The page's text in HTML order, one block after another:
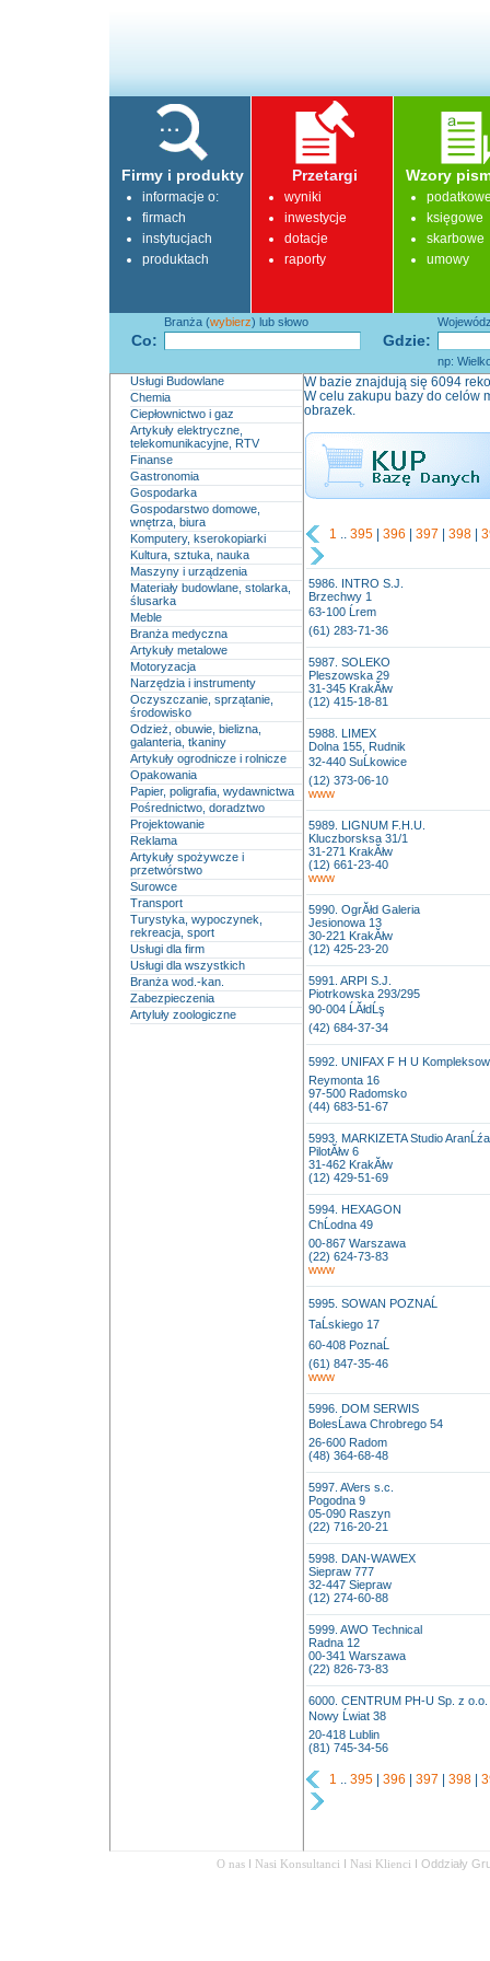
Firmy i produkty
informacje o:
firmach
instytucjach
produktach
Przetargi
wyniki
inwestycje
dotacje
raporty
Wzory
księgowe
skarbowe
umowy
Co: Gdzie:
Branża (wybierz) lub słowo
np:
Usługi Budowlane
Chemia
Ciepłownictwo i gaz
Artykuły elektryczne,
telekomunikacyjne, RTV
Finanse
Gastronomia
Gospodarka
Gospodarstwo domowe,
wnętrza, biura
Komputery, kserokopiarki
Kultura, sztuka, nauka
Maszyny i urządzenia
Materiały budowlane, stolarka,
ślusarka
Meble
Branża medyczna
Artykuły metalowe
Motoryzacja
Narzędzia i instrumenty
Oczyszczanie, sprzątanie,
środowisko
Odzież, obuwie, bielizna,
galanteria, tkaniny
Artykuły ogrodnicze i rolnicze
Opakowania
Papier, poligrafia, wydawnictwa
Pośrednictwo, doradztwo
Projektowanie
Reklama
Artykuły spożywcze i
przetwórstwo
Surowce
Transport
Turystyka, wypoczynek,
rekreacja, sport
Usługi dla firm
Usługi dla wszystkich
Branża wod.-kan.
Zabezpieczenia
Artyluły zoologiczne
W bazie znajdują się 6094
W celu zakupu bazy do celów
obrazek.
1 395 | 396 | 397 | 398 |
5986. INTRO S.J.
Brzechwy 1
63-100 Ĺrem
(61) 283-71-36
5987. SOLEKO
Pleszowska 29
31-345 KrakĂłw
(12) 415-18-81
5988. LIMEX
Dolna 155, Rudnik
32-440 SuĹkowice
(12) 373-06-10
www
5989. LIGNUM F.H.U.
Kluczborsksa 31/1
31-271 KrakĂłw
(12) 661-23-40
www
5990. OgrĂłd Galeria
Jesionowa 13
30-221 KrakĂłw
(12) 425-23-20
5991. ARPI S.J.
Piotrkowska 293/295
90-004 ĹĂłdĹş
(42) 684-37-34
5992. UNIFAX F H U
Reymonta 16
97-500 Radomsko
(44) 683-51-67
5993. MARKIZETA Studio
PilotĂłw 6
31-462 KrakĂłw
(12) 429-51-69
5994. HEXAGON
ChĹodna 49
00-867 Warszawa
(22) 624-73-83
www
5995. SOWAN POZNAĹ
TaĹskiego 17
60-408 PoznaĹ
(61) 847-35-46
www
5996. DOM SERWIS
BolesĹawa Chrobrego 54
26-600 Radom
(48) 364-68-48
5997. AVers s.c.
Pogodna 9
05-090 Raszyn
(22) 716-20-21
5998. DAN-WAWEX
Siepraw 777
32-447 Siepraw
(12) 274-60-88
5999. AWO Technical
Radna 12
00-341 Warszawa
(22) 826-73-83
6000. CENTRUM PH-U Sp. z o.o.
Nowy Ĺwiat 38
20-418 Lublin
(81) 745-34-56
1 395 | 396 | 397 | 398 |
O nas I Nasi Konsultanci I Nasi Klienci I Oddziały